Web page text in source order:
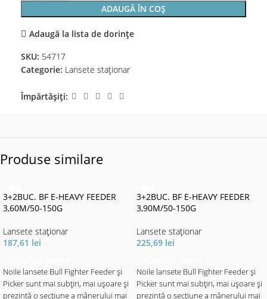
ADAUGĂ ÎN COȘ
Adaugă la lista de dorințe
SKU: 54717
Categorie: Lansete staţionar
Împărtășiți:
Produse similare
3+2BUC. BF E-HEAVY FEEDER
3,60M/50-150G
Lansete staţionar
187,61 lei
Noile lansete Bull Fighter Feeder și
Picker sunt mai subțiri, mai ușoare și
prezintă o secțiune a mânerului mai
3+2BUC. BF E-HEAVY FEEDER
3,90M/50-150G
Lansete staţionar
225,69 lei
Noile lansete Bull Fighter Feeder și
Picker sunt mai subțiri, mai ușoare și
prezintă o secțiune a mânerului mai